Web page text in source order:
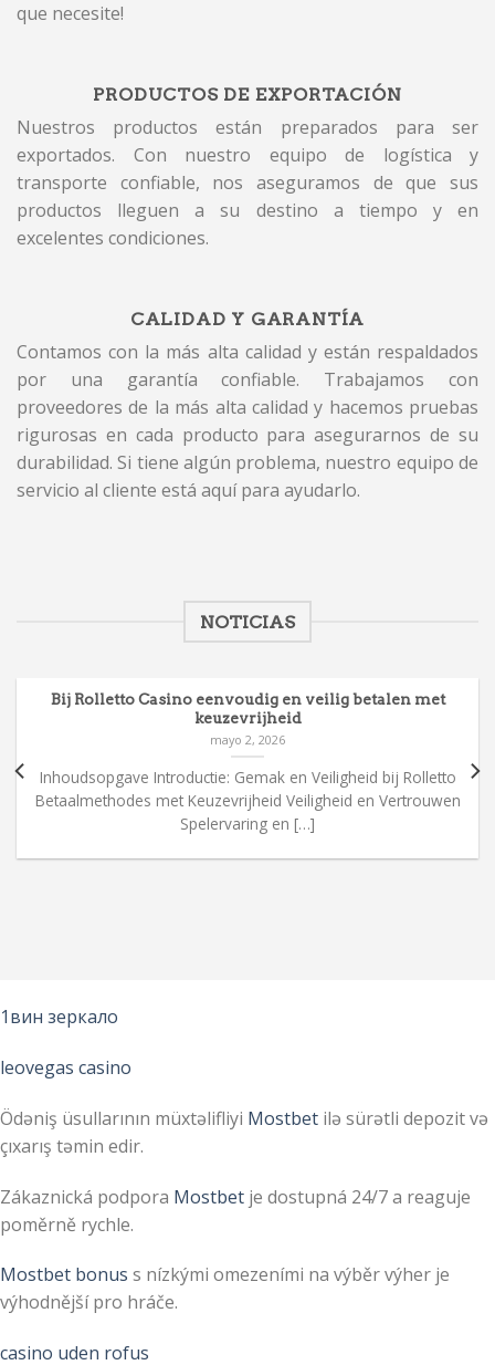
que necesite!
PRODUCTOS DE EXPORTACIÓN
Nuestros productos están preparados para ser
exportados. Con nuestro equipo de logística y
transporte confiable, nos aseguramos de que sus
productos lleguen a su destino a tiempo y en
excelentes condiciones.
CALIDAD Y GARANTÍA
Contamos con la más alta calidad y están respaldados
por una garantía confiable. Trabajamos con
proveedores de la más alta calidad y hacemos pruebas
rigurosas en cada producto para asegurarnos de su
durabilidad. Si tiene algún problema, nuestro equipo de
servicio al cliente está aquí para ayudarlo.
NOTICIAS
Bij Rolletto Casino eenvoudig en veilig betalen met
keuzevrijheid
mayo 2, 2026
Inhoudsopgave Introductie: Gemak en Veiligheid bij Rolletto
Betaalmethodes met Keuzevrijheid Veiligheid en Vertrouwen
Spelervaring en […]
1вин зеркало
leovegas casino
Ödəniş üsullarının müxtəlifliyi Mostbet ilə sürətli depozit və
çıxarış təmin edir.
Zákaznická podpora Mostbet je dostupná 24/7 a reaguje
poměrně rychle.
Mostbet bonus s nízkými omezeními na výběr výher je
výhodnější pro hráče.
casino uden rofus